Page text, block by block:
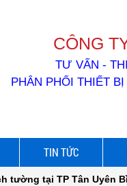
CÔNG
TƯ VẤN -
PHÂN PHỐI THIẾT
TIN TỨC
tường tại TP Tân Uyên